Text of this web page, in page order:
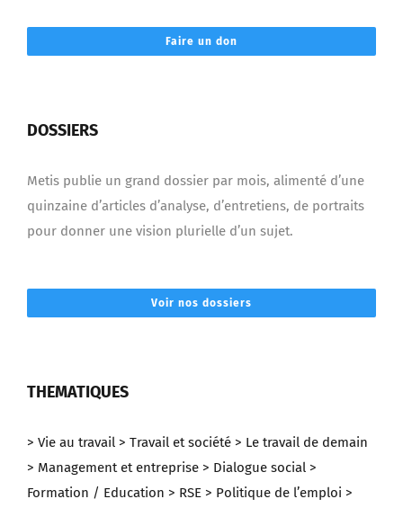
Faire un don
DOSSIERS
Metis publie un grand dossier par mois, alimenté d’une
quinzaine d’articles d’analyse, d’entretiens, de portraits
pour donner une vision plurielle d’un sujet.
Voir nos dossiers
THEMATIQUES
> Vie au travail > Travail et société > Le travail de demain
> Management et entreprise > Dialogue social >
Formation / Education > RSE > Politique de l’emploi >